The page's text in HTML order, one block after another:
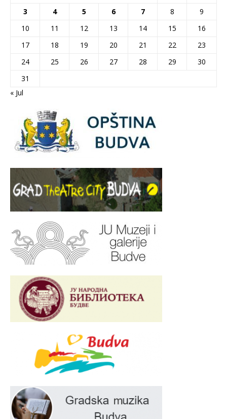
3
4 5 6 7 8
9
10
11 12 13 14 15
16
17
18 19 20 21 22
23
24
25 26 27 28 29
30
31
« Jul